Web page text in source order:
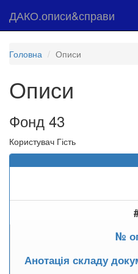
ДАКО.описи&справи
Головна Описи
Описи
Фонд 43
Користувач Гість
№
Анотація складу